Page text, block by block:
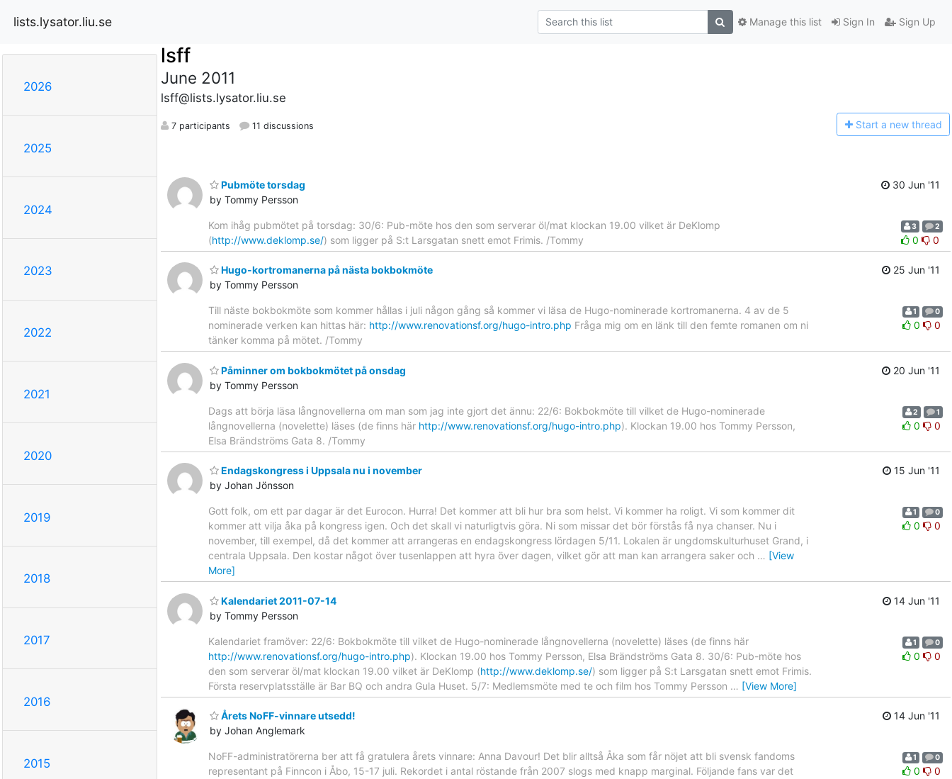
lists.lysator.liu.se Sign In Sign Up
Manage this list
2026
2025
2024
2023
2022
2021
2020
2019
2018
2017
2016
2015
lsff
June 2011
lsff@lists.lysator.liu.se
7 participants 11 discussions Start a new thread
Pubmöte torsdag
by Tommy Persson
30 Jun '11
Kom ihåg pubmötet på torsdag: 30/6: Pub-möte hos den som serverar öl/mat klockan 19.00 vilket är DeKlomp
(http://www.deklomp.se/) som ligger på S:t Larsgatan snett emot Frimis. /Tommy
3 2
0 0
Hugo-kortromanerna på nästa bokbokmöte
by Tommy Persson
25 Jun '11
Till näste bokbokmöte som kommer hållas i juli någon gång så kommer vi läsa de Hugo-nominerade kortromanerna. 4 av de 5
nominerade verken kan hittas här: http://www.renovationsf.org/hugo-intro.php Fråga mig om en länk till den femte romanen om ni
tänker komma på mötet. /Tommy
1 0
0 0
Påminner om bokbokmötet på onsdag
by Tommy Persson
20 Jun '11
Dags att börja läsa långnovellerna om man som jag inte gjort det ännu: 22/6: Bokbokmöte till vilket de Hugo-nominerade
långnovellerna (novelette) läses (de finns här http://www.renovationsf.org/hugo-intro.php). Klockan 19.00 hos Tommy Persson,
Elsa Brändströms Gata 8. /Tommy
2 1
0 0
Endagskongress i Uppsala nu i november
by Johan Jönsson
15 Jun '11
Gott folk, om ett par dagar är det Eurocon. Hurra! Det kommer att bli hur bra som helst. Vi kommer ha roligt. Vi som kommer dit
kommer att vilja åka på kongress igen. Och det skall vi naturligtvis göra. Ni som missar det bör förstås få nya chanser. Nu i
november, till exempel, då det kommer att arrangeras en endagskongress lördagen 5/11. Lokalen är ungdomskulturhuset Grand, i
centrala Uppsala. Den kostar något över tusenlappen att hyra över dagen, vilket gör att man kan arrangera saker och … [View
More]
1 0
0 0
Kalendariet 2011-07-14
by Tommy Persson
14 Jun '11
Kalendariet framöver: 22/6: Bokbokmöte till vilket de Hugo-nominerade långnovellerna (novelette) läses (de finns här
http://www.renovationsf.org/hugo-intro.php). Klockan 19.00 hos Tommy Persson, Elsa Brändströms Gata 8. 30/6: Pub-möte hos
den som serverar öl/mat klockan 19.00 vilket är DeKlomp (http://www.deklomp.se/) som ligger på S:t Larsgatan snett emot Frimis.
Första reservplatsställe är Bar BQ och andra Gula Huset. 5/7: Medlemsmöte med te och film hos Tommy Persson … [View More]
1 0
0 0
Årets NoFF-vinnare utsedd!
by Johan Anglemark
14 Jun '11
NoFF-administratörerna ber att få gratulera årets vinnare: Anna Davour! Det blir alltså Åka som får nöjet att bli svensk fandoms
representant på Finncon i Åbo, 15-17 juli. Rekordet i antal röstande från 2007 slogs med knapp marginal. Följande fans var det
1 0
0 0